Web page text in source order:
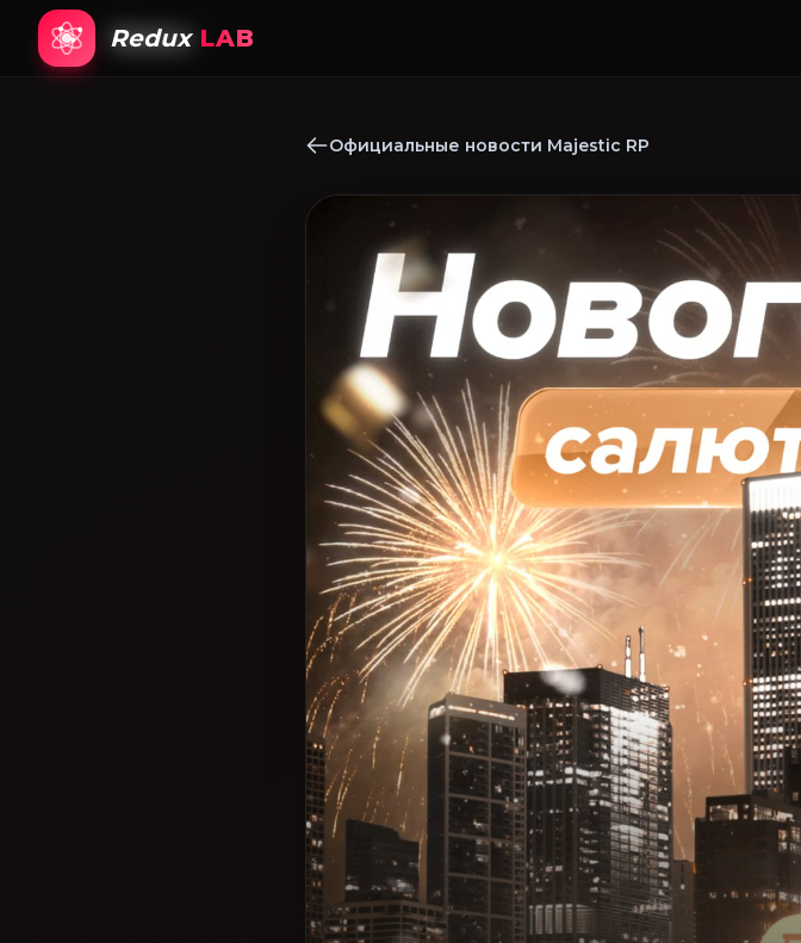
Redux LAB
Официальные новости Majestic RP